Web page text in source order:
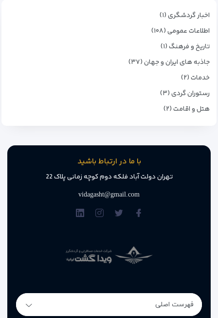
اخبار گردشگری (۱)
اطلاعات عمومی (۱۰۸)
تاریخ و فرهنگ (۱)
جاذبه های ایران و جهان (۳۷)
خدمات (۲)
رستوران گردی (۳)
هتل و اقامت (۲)
با ما در ارتباط باشید
تهران دولت آباد فلکه دوم کوچه زمانی پلاک 22
vidagasht@gmail.com
فهرست اصلی